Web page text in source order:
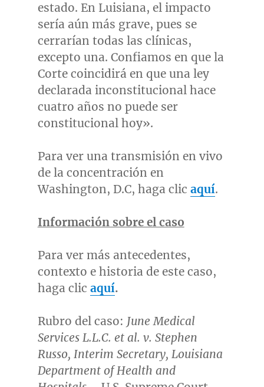
estado. En Luisiana, el impacto
sería aún más grave, pues se
cerrarían todas las clínicas,
excepto una. Confiamos en que la
Corte coincidirá en que una ley
declarada inconstitucional hace
cuatro años no puede ser
constitucional hoy».
Para ver una transmisión en vivo
de la concentración en
Washington, D.C, haga clic aquí.
Información sobre el caso
Para ver más antecedentes,
contexto e historia de este caso,
haga clic aquí.
Rubro del caso: June Medical
Services L.L.C. et al. v. Stephen
Russo, Interim Secretary, Louisiana
Department of Health and